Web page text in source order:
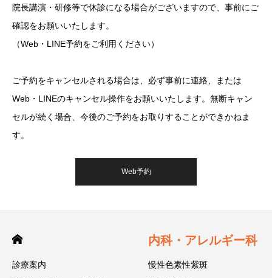
院長講演・研修等で休診になる場合がございますので、事前にご
確認をお願いいたします。
（Web・LINE予約をご利用ください）
ご予約をキャンセルされる場合は、必ず事前に連絡、または
Web・LINEのキャンセル操作をお願いいたします。無断キャン
セルが続く場合、今後のご予約をお取りすることができかねま
す。
Web予約
診療案内
内科・アレルギー科
慢性色素性紫斑